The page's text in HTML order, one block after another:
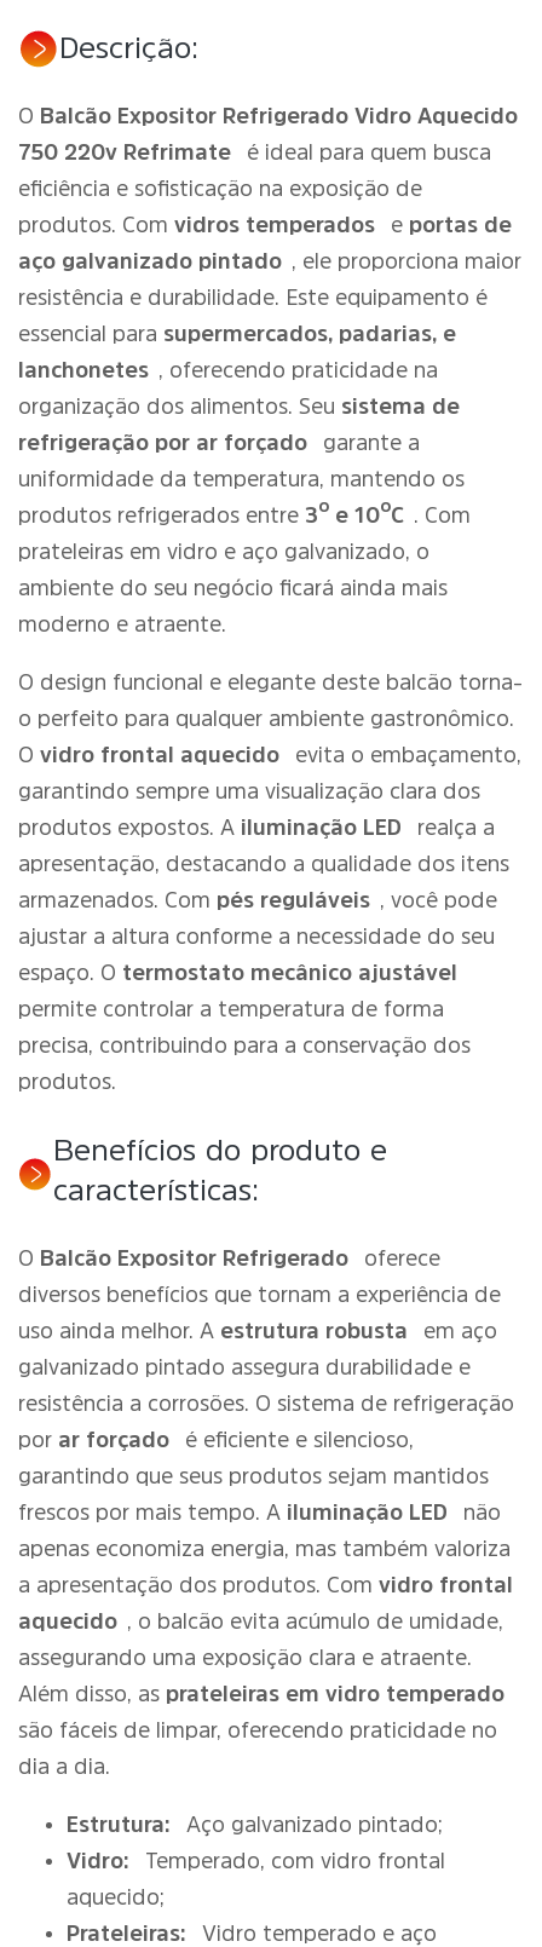
Descrição:
O Balcão Expositor Refrigerado Vidro Aquecido
750 220v Refrimate
é ideal para quem busca
eficiência e sofisticação na exposição de
produtos. Com vidros temperados e portas de
aço galvanizado pintado , ele proporciona maior
resistência e durabilidade. Este equipamento é
essencial para supermercados, padarias, e
lanchonetes , oferecendo praticidade na
organização dos alimentos. Seu sistema de
refrigeração por ar forçado
garante a
uniformidade da temperatura, mantendo os
produtos refrigerados entre 3º e 10ºC . Com
prateleiras em vidro e aço galvanizado, o
ambiente do seu negócio ficará ainda mais
moderno e atraente.
O design funcional e elegante deste balcão torna-
o perfeito para qualquer ambiente gastronômico.
O vidro frontal aquecido
evita o embaçamento,
garantindo sempre uma visualização clara dos
produtos expostos. A iluminação LED
realça a
apresentação, destacando a qualidade dos itens
armazenados. Com pés reguláveis , você pode
ajustar a altura conforme a necessidade do seu
espaço. O termostato mecânico ajustável
permite controlar a temperatura de forma
precisa, contribuindo para a conservação dos
produtos.
Benefícios do produto e
características:
O Balcão Expositor Refrigerado
oferece
diversos benefícios que tornam a experiência de
uso ainda melhor. A estrutura robusta
em aço
galvanizado pintado assegura durabilidade e
resistência a corrosões. O sistema de refrigeração
por ar forçado
é eficiente e silencioso,
garantindo que seus produtos sejam mantidos
frescos por mais tempo. A iluminação LED
não
apenas economiza energia, mas também valoriza
a apresentação dos produtos. Com vidro frontal
aquecido , o balcão evita acúmulo de umidade,
assegurando uma exposição clara e atraente.
Além disso, as prateleiras em vidro temperado
são fáceis de limpar, oferecendo praticidade no
dia a dia.
Estrutura:
Aço galvanizado pintado;
Vidro:
Temperado, com vidro frontal
aquecido;
Prateleiras:
Vidro temperado e aço